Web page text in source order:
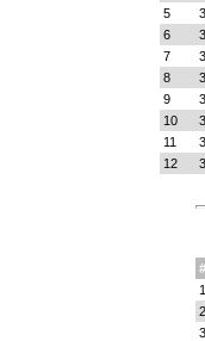
5
6
7
8
9
10
11
12
1
2
3